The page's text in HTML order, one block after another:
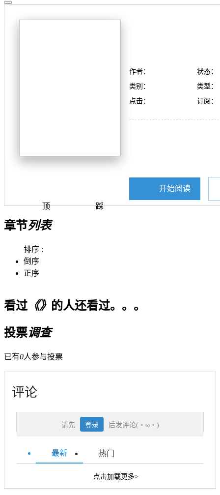
顶 踩
作者：
状态：
类别：
类型：
点击：
订阅：
开始阅读
章节列表
排序 :
倒序|
正序
看过《》 的人还看过。。。
投票调查
已有0人参与投票
评论
请先 登录 后发评论(・ω・)
最新 热门
点击加载更多>